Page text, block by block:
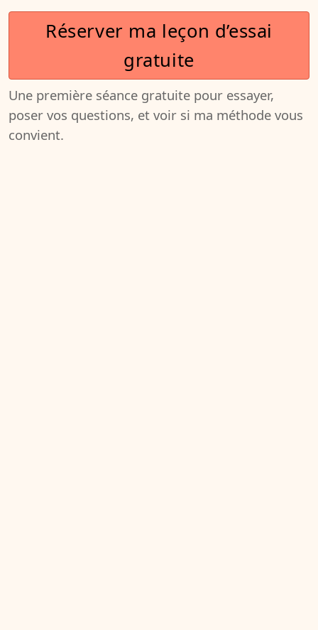
Réserver ma leçon d’essai
gratuite
Une première séance gratuite pour essayer,
poser vos questions, et voir si ma méthode vous
convient.